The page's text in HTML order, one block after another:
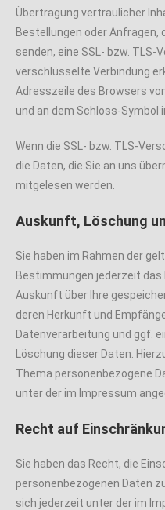
Übertragung vertraulicher
Bestellungen oder Anfragen,
senden, eine SSL- bzw. TLS-
verschlüsselte Verbindung
Adresszeile des Browsers
und an dem Schloss-Symbol
Wenn die SSL- bzw. TLS-
die Daten, die Sie an uns
mitgelesen werden.
Auskunft, Löschung
Sie haben im Rahmen der
Bestimmungen jederzeit
Auskunft über Ihre
deren Herkunft und
Datenverarbeitung und ggf.
Löschung dieser Daten.
Thema personenbezogene
unter der im Impressum
Recht auf
Sie haben das Recht, die
personenbezogenen Daten
sich jederzeit unter der im